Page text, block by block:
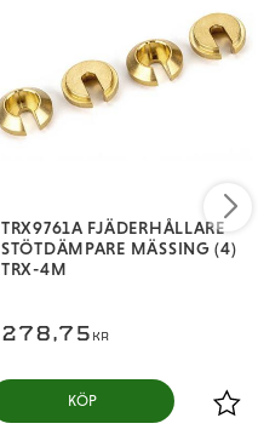
TRX9761A FJÄDERHÅLLARE
STÖTDÄMPARE MÄSSING (4)
TRX-4M
278,75 KR
KÖP